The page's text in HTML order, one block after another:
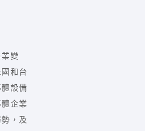
變
和台
設備
企業
，及